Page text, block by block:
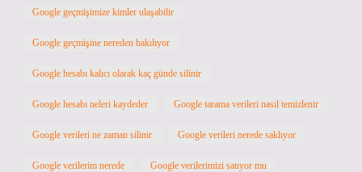
Google geçmişimize kimler ulaşabilir
Google geçmişine nereden bakılıyor
Google hesabı kalıcı olarak kaç günde silinir
Google hesabı neleri kaydeder Google tarama verileri nasıl temizlenir
Google verileri ne zaman silinir Google verileri nerede saklıyor
Google verilerim nerede Google verilerimizi satıyor mu